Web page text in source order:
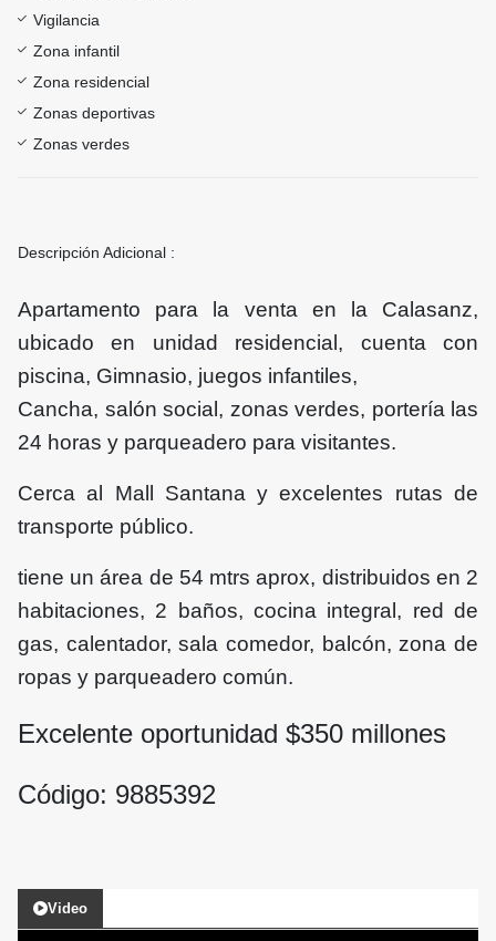
Vigilancia
Zona infantil
Zona residencial
Zonas deportivas
Zonas verdes
Descripción Adicional :
Apartamento para la venta en la Calasanz,
ubicado en unidad residencial, cuenta con
piscina, Gimnasio, juegos infantiles,
Cancha, salón social, zonas verdes, portería las
24 horas y parqueadero para visitantes.
Cerca al Mall Santana y excelentes rutas de
transporte público.
tiene un área de 54 mtrs aprox, distribuidos en 2
habitaciones, 2 baños, cocina integral, red de
gas, calentador, sala comedor, balcón, zona de
ropas y parqueadero común.
Excelente oportunidad $350 millones
Código: 9885392
Video